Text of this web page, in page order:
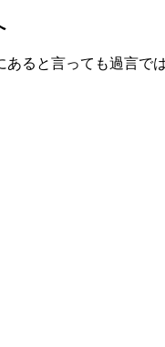
ると言っても過言で